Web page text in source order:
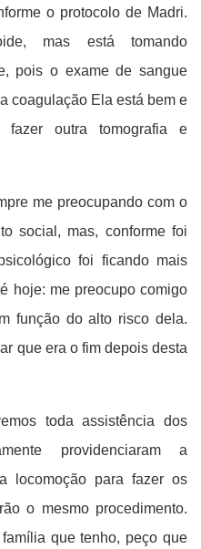
o protocolo de Madri.
mas está tomando
pois o exame de sangue
coagulação Ela está bem e
fazer outra tomografia e
me preocupando com o
social, mas, conforme foi
foi ficando mais
hoje: me preocupo comigo
função do alto risco dela.
que era o fim depois desta
toda assistência dos
providenciaram a
locomoção para fazer os
o mesmo procedimento.
que tenho, peço que